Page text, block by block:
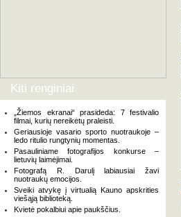
Kiti renginiai
„Žiemos ekranai“ prasideda: 7 festivalio
filmai, kurių nereikėtų praleisti.
Geriausioje vasario sporto nuotraukoje –
ledo ritulio rungtynių momentas.
Pasauliniame fotografijos konkurse –
lietuvių laimėjimai.
Fotografą R. Darulį labiausiai žavi
nuotraukų emocijos.
Sveiki atvykę į virtualią Kauno apskrities
viešąją biblioteką.
Kvietė pokalbiui apie paukščius.